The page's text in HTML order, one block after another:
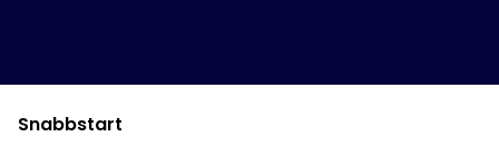
Snabbstart